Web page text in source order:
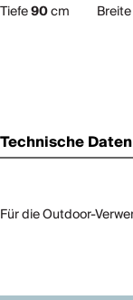
Tiefe90cm Breite
Technische Daten
Für die Outdoor-